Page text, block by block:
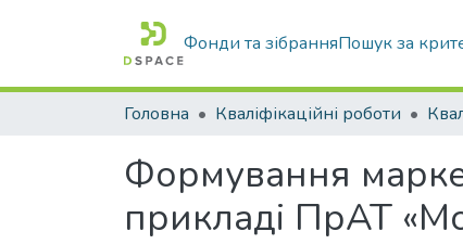
Фонди та зібранняПошук за
Головна Кваліфікаційні роботи
Формування
прикладі ПрАТ